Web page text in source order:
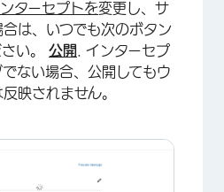
ターセプトを変更し、サ
は、いつでも次のボタン
い。 公開
. インターセプ
ない場合、公開してもウ
映されません。